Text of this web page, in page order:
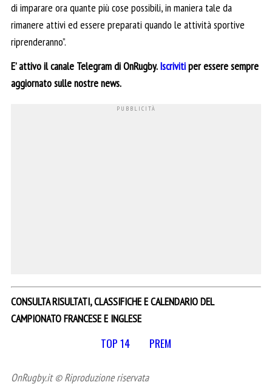
di imparare ora quante più cose possibili, in maniera tale da
rimanere attivi ed essere preparati quando le attività sportive
riprenderanno”.
E’ attivo il canale Telegram di OnRugby.Iscrivitiper essere sempre
aggiornato sulle nostre news.
CONSULTA RISULTATI, CLASSIFICHE E CALENDARIO DEL
CAMPIONATO FRANCESE E INGLESE
TOP 14 PREM
OnRugby.it © Riproduzione riservata